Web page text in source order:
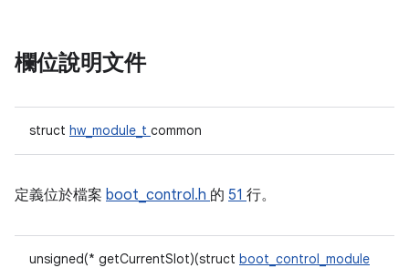
欄位說明文件
struct hw_module_t common
定義位於檔案 boot_control.h 的 51 行。
unsigned(* getCurrentSlot)(struct boot_control_module